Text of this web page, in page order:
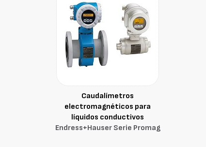
Caudalímetros
electromagnéticos para
líquidos conductivos
Endress+Hauser Serie Promag